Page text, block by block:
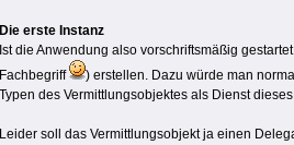
Die erste Instanz
Ist die Anwendung also vorschriftsmäßig
Fachbegriff
) erstellen. Dazu würde man
Typen des Vermittlungsobjektes als Dienst
Leider soll das Vermittlungsobjekt ja einen